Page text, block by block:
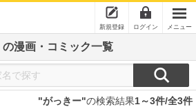
新規登録 ログイン メニュー
の漫画・コミック一覧
"がっきー"の検索結果1～3件/全3件